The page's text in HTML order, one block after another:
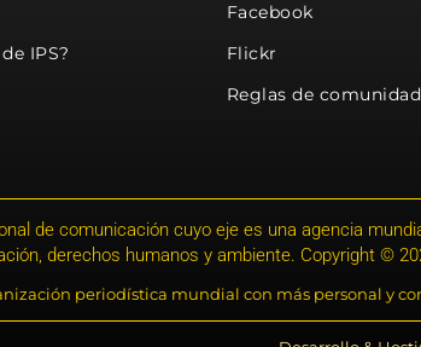
IPS?
Facebook
Flickr
Reglas de comunidad
de comunicación cuyo eje es una agencia
derechos humanos y ambiente. Copyright ©
periodística mundial con más personal y